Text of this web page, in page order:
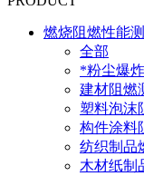
燃烧阻燃性能
全部
*粉尘爆
建材阻燃
塑料泡沫
构件涂料
纺织制品
木材纸制